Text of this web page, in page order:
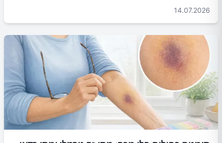
14.07.2026